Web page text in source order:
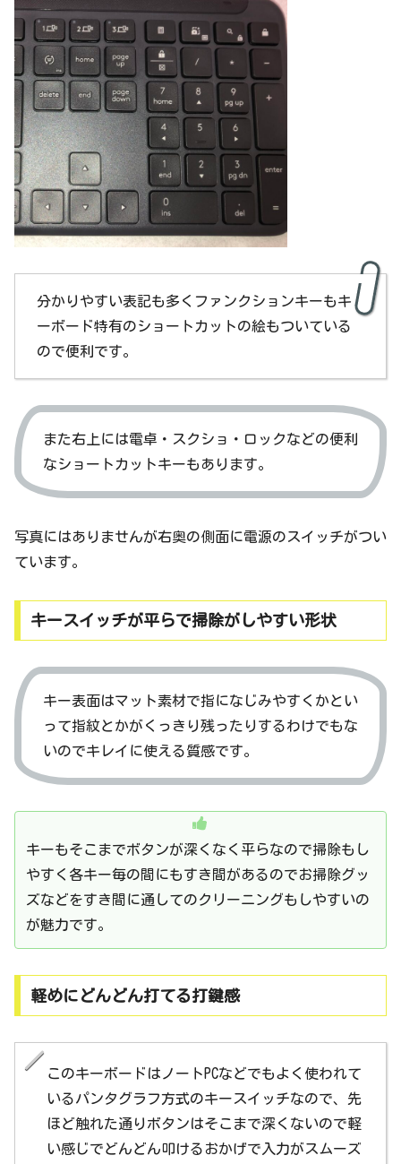
分かりやすい表記も多くファンクションキーもキ
ーボード特有のショートカットの絵もついている
ので便利です。
また右上には電卓・スクショ・ロックなどの便利
なショートカットキーもあります。
写真にはありませんが右奥の側面に電源のスイッチがつい
ています。
キースイッチが平らで掃除がしやすい形状
キー表面はマット素材で指になじみやすくかとい
って指紋とかがくっきり残ったりするわけでもな
いのでキレイに使える質感です。
キーもそこまでボタンが深くなく平らなので掃除もし
やすく各キー毎の間にもすき間があるのでお掃除グッ
ズなどをすき間に通してのクリーニングもしやすいの
が魅力です。
軽めにどんどん打てる打鍵感
このキーボードはノートPCなどでもよく使われて
いるパンタグラフ方式のキースイッチなので、先
ほど触れた通りボタンはそこまで深くないので軽
い感じでどんどん叩けるおかげで入力がスムーズ